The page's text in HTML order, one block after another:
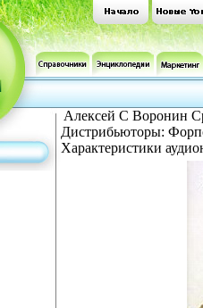
Алексей С Воронин
Дистрибьюторы:
Характеристики